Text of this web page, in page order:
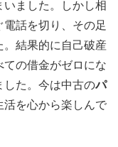
ました。しかし相
話を切り、その足
結果的に自己破産
ての借金がゼロにな
した。今は中古のパ
活を心から楽しんで